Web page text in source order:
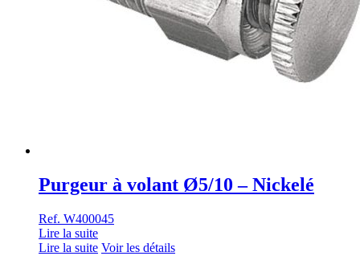
Purgeur à volant Ø5/10 – Nickelé
Ref. W400045
Lire la suite
Lire la suite Voir les détails